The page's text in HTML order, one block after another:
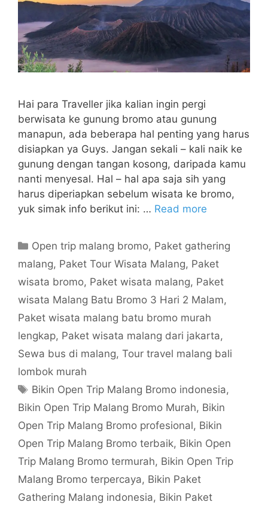
Hai para Traveller jika kalian ingin pergi
berwisata ke gunung bromo atau gunung
manapun, ada beberapa hal penting yang harus
disiapkan ya Guys. Jangan sekali – kali naik ke
gunung dengan tangan kosong, daripada kamu
nanti menyesal. Hal – hal apa saja sih yang
harus diperiapkan sebelum wisata ke bromo,
yuk simak info berikut ini: … Read more
Open trip malang bromo, Paket gathering
malang, Paket Tour Wisata Malang, Paket
wisata bromo, Paket wisata malang, Paket
wisata Malang Batu Bromo 3 Hari 2 Malam,
Paket wisata malang batu bromo murah
lengkap, Paket wisata malang dari jakarta,
Sewa bus di malang, Tour travel malang bali
lombok murah
Bikin Open Trip Malang Bromo indonesia,
Bikin Open Trip Malang Bromo Murah, Bikin
Open Trip Malang Bromo profesional, Bikin
Open Trip Malang Bromo terbaik, Bikin Open
Trip Malang Bromo termurah, Bikin Open Trip
Malang Bromo terpercaya, Bikin Paket
Gathering Malang indonesia, Bikin Paket